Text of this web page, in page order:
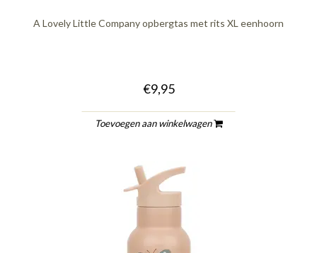
A Lovely Little Company opbergtas met rits XL eenhoorn
€9,95
Toevoegen aan winkelwagen